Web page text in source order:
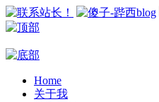
Home
关于我